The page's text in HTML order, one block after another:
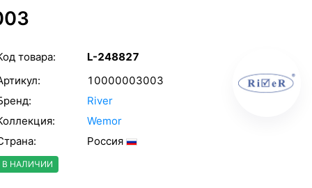
товара:
L-248827
10000003003
River
Wemor
Россия
В НАЛИЧИИ